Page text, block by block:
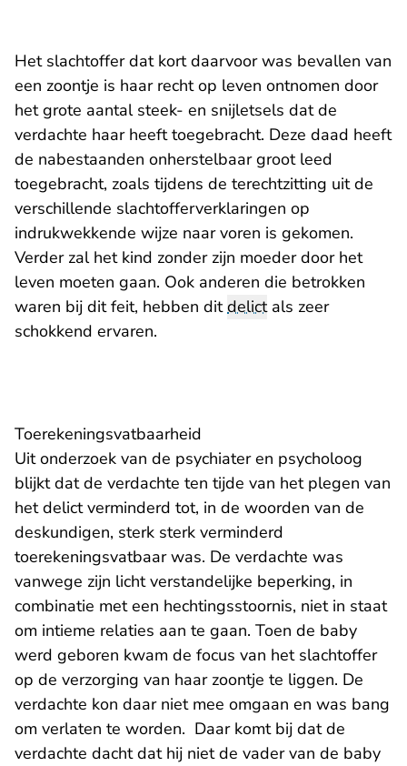
Het slachtoffer dat kort daarvoor was bevallen van
een zoontje is haar recht op leven ontnomen door
het grote aantal steek- en snijletsels dat de
verdachte haar heeft toegebracht. Deze daad heeft
de nabestaanden onherstelbaar groot leed
toegebracht, zoals tijdens de terechtzitting uit de
verschillende slachtofferverklaringen op
indrukwekkende wijze naar voren is gekomen.
Verder zal het kind zonder zijn moeder door het
leven moeten gaan. Ook anderen die betrokken
waren bij dit feit, hebben ditdelictals zeer
schokkend ervaren.
Toerekeningsvatbaarheid
Uit onderzoek van de psychiater en psycholoog
blijkt dat de verdachte ten tijde van het plegen van
het delict verminderd tot, in de woorden van de
deskundigen, sterk sterk verminderd
toerekeningsvatbaar was. De verdachte was
vanwege zijn licht verstandelijke beperking, in
combinatie met een hechtingsstoornis, niet in staat
om intieme relaties aan te gaan. Toen de baby
werd geboren kwam de focus van het slachtoffer
op de verzorging van haar zoontje te liggen. De
verdachte kon daar niet mee omgaan en was bang
om verlaten te worden. Daar komt bij dat de
verdachte dacht dat hij niet de vader van de baby